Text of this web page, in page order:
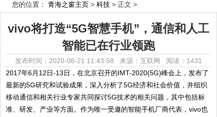
您的位置： 青海之窗主页 > 科技 > 正文 >
vivo将打造“5G智慧手机”，通信和人工
智能已在行业领跑
发布时间：2020-08-21 11:43:58 来源：互联网 阅读：1431
2017年6月12日-13日，在北京召开的IMT-2020(5G)峰会上，发布了
最新的5G研究和试验成果，深入分析了5G经济和社会价值，并组织
移动通信和相关行业专家共同探讨5G技术的相关问题，其中包括标
准、研发、产业等方面。作为唯一受邀的智能手机厂商代表，vivo也